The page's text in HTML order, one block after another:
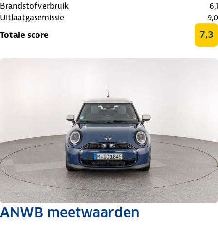
Brandstofverbruik
6,1
Uitlaatgasemissie
9,0
Totale score
7,3
ANWB meetwaarden